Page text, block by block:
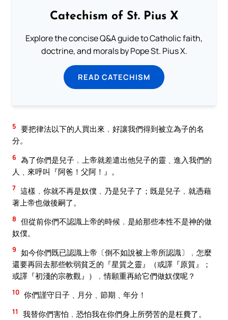
Catechism of St. Pius X
Explore the concise Q&A guide to Catholic faith,
doctrine, and morals by Pope St. Pius X.
READ CATECHISM
5 要把律法以下的人買出來﹐好讓我們得到被立為子的名
分。
6 為了你們是兒子﹐上帝就差遣出他兒子的靈﹑進入我們的
人﹑來呼叫『阿爸！父阿！』。
7 這樣﹐你就不再是奴僕﹐乃是兒子了；既是兒子﹐就憑藉
著上帝也做後嗣了。
8 但從前你們不認識上帝的時候﹐是給那些本性不是神的做
奴僕。
9 如今你們既已認識上帝〔倒不如說被上帝所認識〕﹐怎麼
還要再回去那些軟弱貧乏的『星質之靈』（或譯『原質』；
或譯『初淺的宗教觀』）﹐情願重再給它們做奴僕呢？
10 你們謹守日子﹑月分﹑節期﹑年分！
11 我替你們害怕﹐恐怕我在你們身上所勞苦的是枉費了。